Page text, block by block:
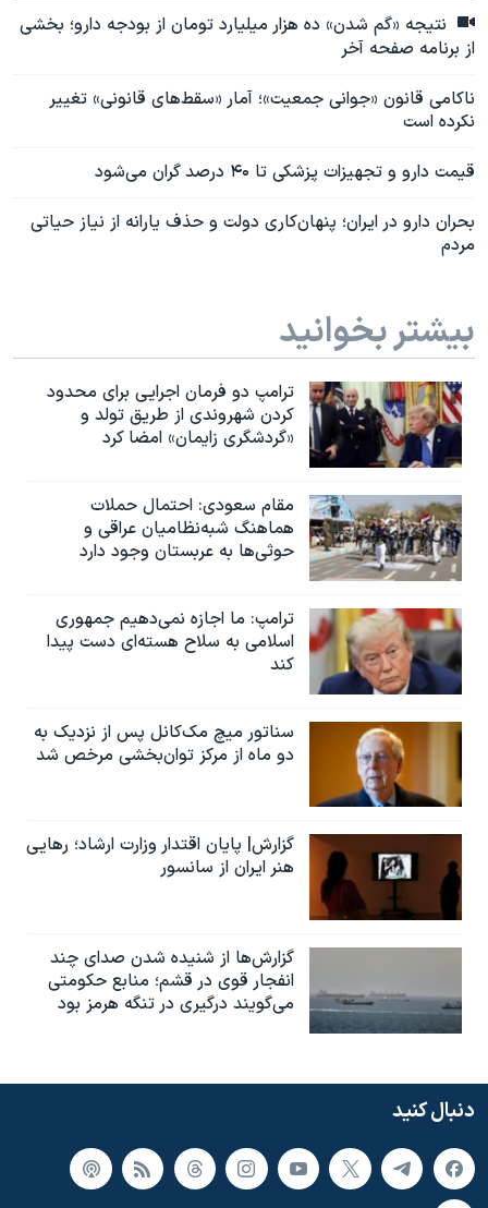
نتیجه «گم شدن» ده هزار میلیارد تومان از بودجه دارو؛ بخشی
از برنامه صفحه آخر
ناکامی قانون «جوانی جمعیت»؛ آمار «سقط‌های قانونی» تغییر
نکرده است
قیمت دارو و تجهیزات پزشکی تا ۴۰ درصد گران می‌شود
بحران دارو در ایران؛ پنهان‌کاری دولت و حذف یارانه از نیاز حیاتی
مردم
بیشتر بخوانید
ترامپ دو فرمان اجرایی برای محدود
کردن شهروندی از طریق تولد و
«گردشگری زایمان» امضا کرد
مقام سعودی: احتمال حملات
هماهنگ شبه‌نظامیان عراقی و
حوثی‌ها به عربستان وجود دارد
ترامپ: ما اجازه نمی‌دهیم جمهوری
اسلامی به سلاح هسته‌ای دست پیدا
کند
سناتور میچ مک‌کانل پس از نزدیک به
دو ماه از مرکز توان‌بخشی مرخص شد
گزارش| پایان اقتدار وزارت ارشاد؛ رهایی
هنر ایران از سانسور
گزارش‌ها از شنیده شدن صدای چند
انفجار قوی در قشم؛ منابع حکومتی
می‌گویند درگیری در تنگه هرمز بود
دنبال کنید